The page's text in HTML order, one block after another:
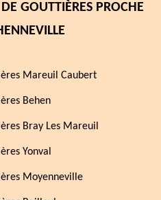
GOUTTIÈRES PROCHE
Mareuil Caubert
Behen
Bray Les Mareuil
Yonval
Moyenneville